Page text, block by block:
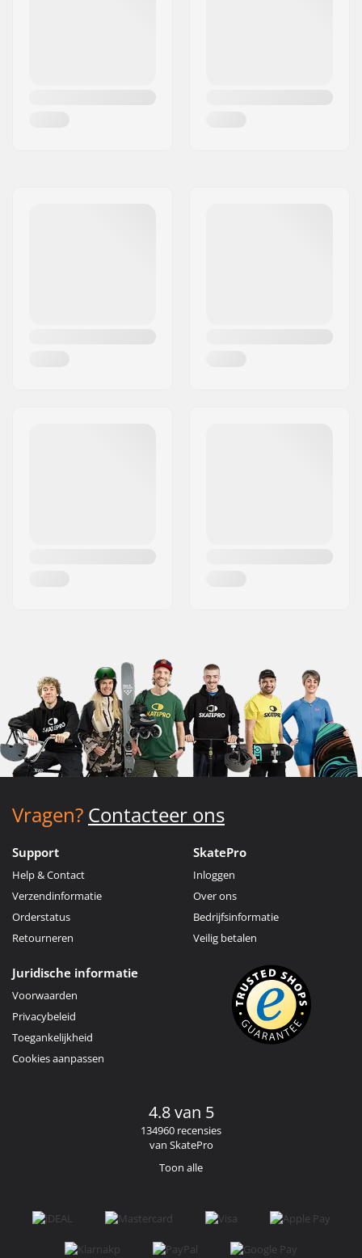
Vragen? Contacteer ons
Support
Help & Contact
Verzendinformatie
Orderstatus
Retourneren
SkatePro
Inloggen
Over ons
Bedrijfsinformatie
Veilig betalen
Juridische informatie
Voorwaarden
Privacybeleid
Toegankelijkheid
Cookies aanpassen
4.8 van 5
134960 recensies
van SkatePro
Toon alle